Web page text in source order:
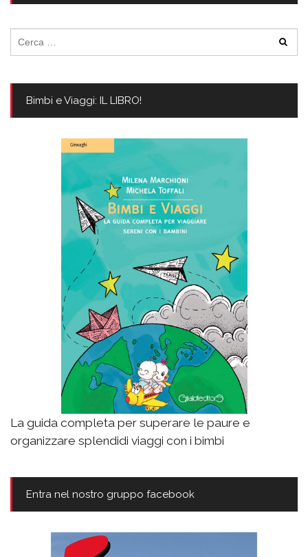
per:
Bimbi e Viaggi: IL LIBRO!
La guida completa per superare le paure e
organizzare splendidi viaggi con i bimbi
Entra nel nostro gruppo facebook